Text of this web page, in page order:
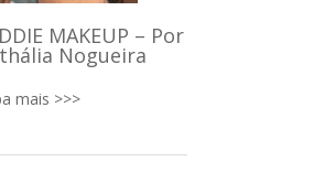
MAKEUP – Por
Nogueira
mais >>>